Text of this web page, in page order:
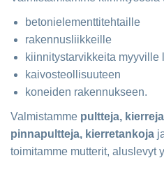
betonielementtitehtaille
rakennusliikkeille
kiinnitystarvikkeita myyville
kaivosteollisuuteen
koneiden rakennukseen.
Valmistamme pultteja,
pinnapultteja, kierretankoja
toimitamme mutterit, aluslevyt